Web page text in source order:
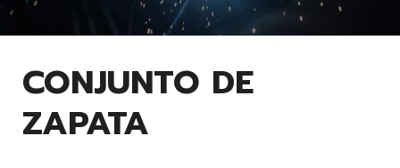
CONJUNTO DE
ZAPATA